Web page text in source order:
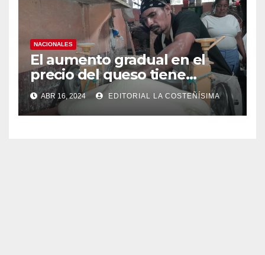
NACIONALES
El aumento gradual en el
precio del queso tiene
efectos a las Panaderias
ABR 16, 2024 EDITORIAL LA COSTEÑÍSIMA